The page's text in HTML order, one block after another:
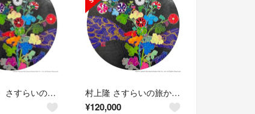
法橋光琳 さすらいの旅からの帰還 村上隆 ポスター 新品 村上隆 さすらいの旅からの帰還 ポスター作品
¥120,000